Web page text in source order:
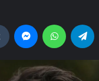
Tumblr MessengerWhatsApp